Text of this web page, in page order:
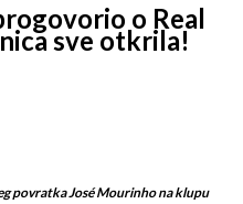
o Real
sve otkrila!
povratka José Mourinho na klupu